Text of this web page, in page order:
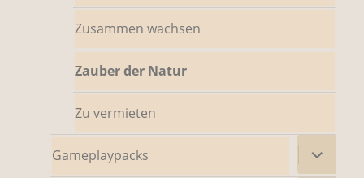
Zusammen wachsen
Zauber der Natur
Zu vermieten
Gameplaypacks Untermenü
öffnen